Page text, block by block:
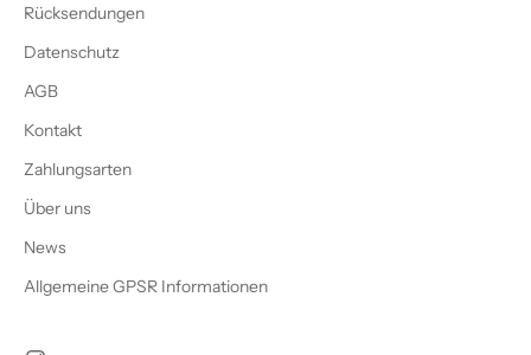
Rücksendungen
Datenschutz
AGB
Kontakt
Zahlungsarten
Über uns
News
Allgemeine GPSR Informationen